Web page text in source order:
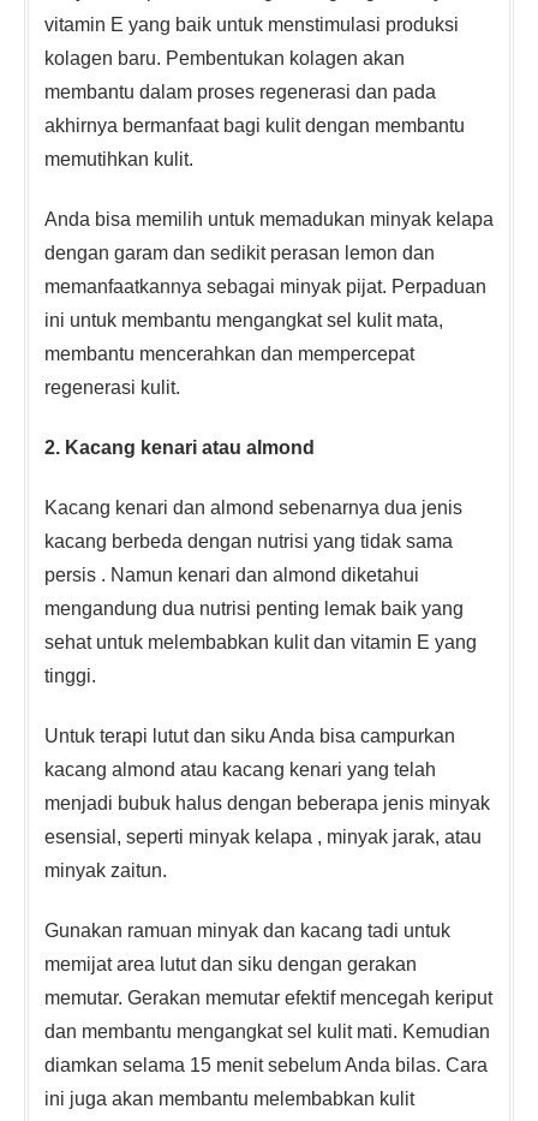
vitamin E yang baik untuk menstimulasi produksi
kolagen baru. Pembentukan kolagen akan
membantu dalam proses regenerasi dan pada
akhirnya bermanfaat bagi kulit dengan membantu
memutihkan kulit.
Anda bisa memilih untuk memadukan minyak kelapa
dengan garam dan sedikit perasan lemon dan
memanfaatkannya sebagai minyak pijat. Perpaduan
ini untuk membantu mengangkat sel kulit mata,
membantu mencerahkan dan mempercepat
regenerasi kulit.
2. Kacang kenari atau almond
Kacang kenari dan almond sebenarnya dua jenis
kacang berbeda dengan nutrisi yang tidak sama
persis . Namun kenari dan almond diketahui
mengandung dua nutrisi penting lemak baik yang
sehat untuk melembabkan kulit dan vitamin E yang
tinggi.
Untuk terapi lutut dan siku Anda bisa campurkan
kacang almond atau kacang kenari yang telah
menjadi bubuk halus dengan beberapa jenis minyak
esensial, seperti minyak kelapa , minyak jarak, atau
minyak zaitun.
Gunakan ramuan minyak dan kacang tadi untuk
memijat area lutut dan siku dengan gerakan
memutar. Gerakan memutar efektif mencegah keriput
dan membantu mengangkat sel kulit mati. Kemudian
diamkan selama 15 menit sebelum Anda bilas. Cara
ini juga akan membantu melembabkan kulit